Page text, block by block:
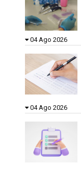
04 Ago 2026
04 Ago 2026